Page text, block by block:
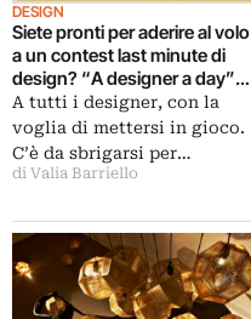
DESIGN
Siete pronti per aderire al volo
a un contest last minute di
design? “A designer a day”
replica la sfida, dopo il
successo della prima edizione
al fuorisalone 2012
A tutti i designer, con la
voglia di mettersi in gioco.
C’è da sbrigarsi per…
di Valia Barriello